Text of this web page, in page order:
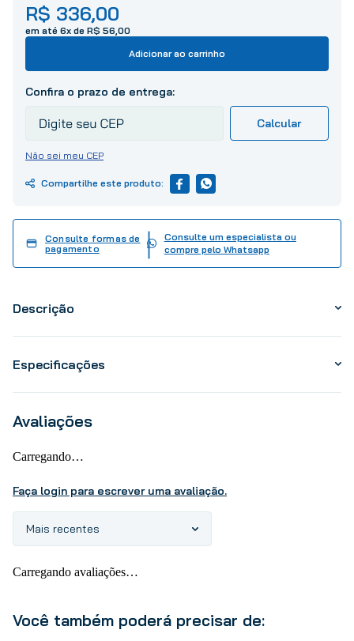
R$ 336,00
em até 6x de R$ 56 00
Adicionar ao carrinho
Não sei meu CEP
Consulte formas de
pagamento
Consulte um especialista ou
compre pelo Whatsapp
Descrição
Especificações
Avaliações
Carregando…
Faça login para escrever uma avaliação.
Mais recentes
Carregando avaliações…
Você também poderá precisar de:
9º
telha
10º tinta